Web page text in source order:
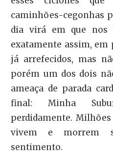
caminhões-cegonhas
dia virá em que nos
exatamente assim, em
já arrefecidos, mas
porém um dos dois
ameaça de parada
final: Minha
perdidamente.
vivem e morrem
sentimento.